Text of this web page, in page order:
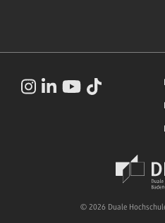
© 2026 Duale